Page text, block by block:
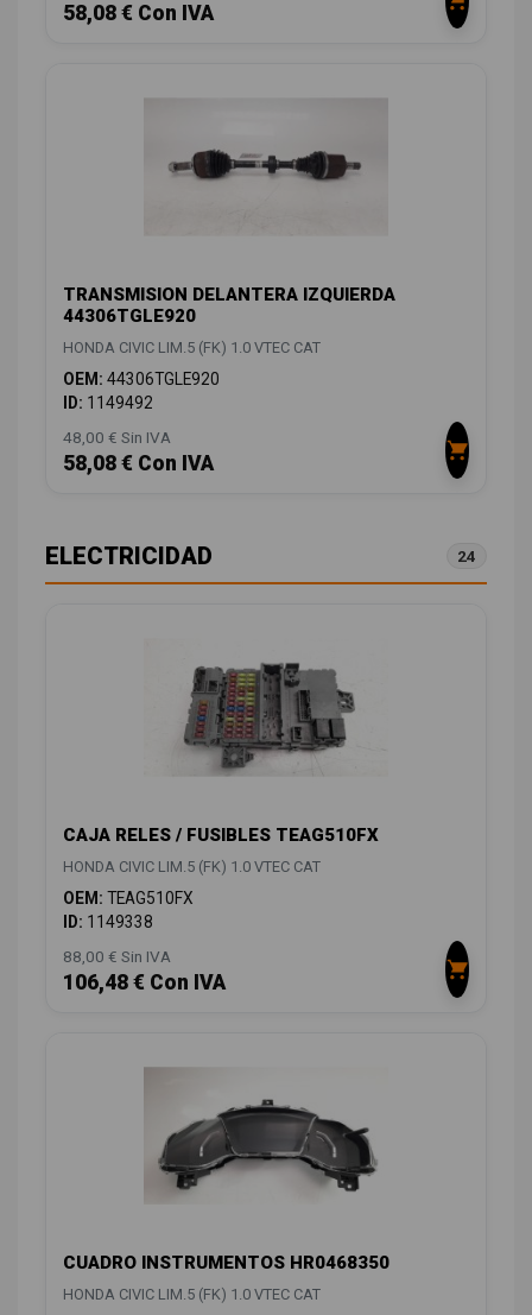
58,08 € Con IVA
TRANSMISION DELANTERA IZQUIERDA
44306TGLE920
HONDA CIVIC LIM.5 (FK) 1.0 VTEC CAT
OEM: 44306TGLE920
ID: 1149492
48,00 € Sin IVA
58,08 € Con IVA
ELECTRICIDAD 24
CAJA RELES / FUSIBLES TEAG510FX
HONDA CIVIC LIM.5 (FK) 1.0 VTEC CAT
OEM: TEAG510FX
ID: 1149338
88,00 € Sin IVA
106,48 € Con IVA
CUADRO INSTRUMENTOS HR0468350
HONDA CIVIC LIM.5 (FK) 1.0 VTEC CAT